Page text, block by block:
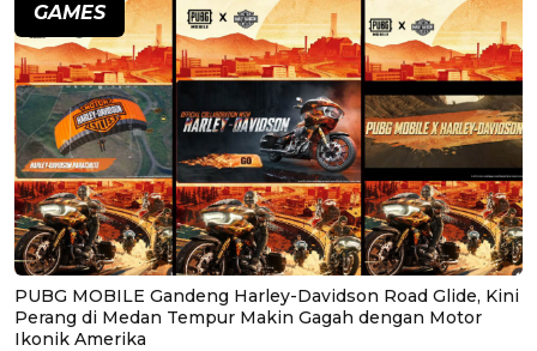
GAMES
PUBG MOBILE Gandeng Harley-Davidson Road Glide, Kini
Perang di Medan Tempur Makin Gagah dengan Motor
Ikonik Amerika